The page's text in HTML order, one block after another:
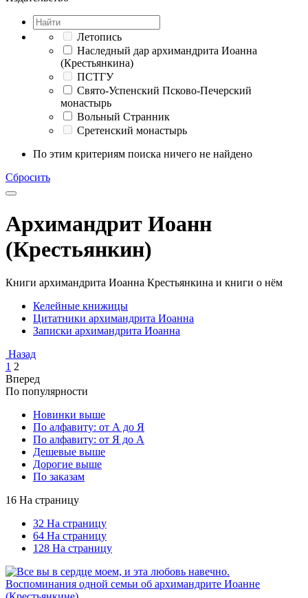
Летопись
Наследный дар архимандрита Иоанна
(Крестьянкина)
ПСТГУ
Свято-Успенский Псково-Печерский
монастырь
Вольный Странник
Сретенский монастырь
По этим критериям поиска ничего не найдено
Сбросить
Архимандрит Иоанн
(Крестьянкин)
Книги архимандрита Иоанна Крестьянкина и книги о нём
Келейные книжицы
Цитатники архимандрита Иоанна
Записки архимандрита Иоанна
Назад
1 2
Вперед
По популярности
Новинки выше
По алфавиту: от А до Я
По алфавиту: от Я до А
Дешевые выше
Дорогие выше
По заказам
16 На страницу
32 На страницу
64 На страницу
128 На страницу